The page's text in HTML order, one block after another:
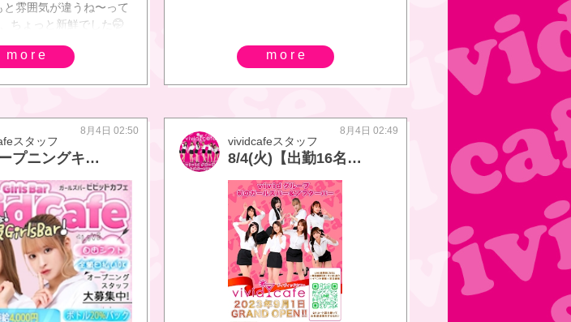
ᕵ✩.*˚°̥࿐🫧୨୧🫧⍣✩ ᕵ࿐🫧୨୧ 8/4(火) お
やすみ 8/5(水) 20:00〜4:00 8/6(木) おや
すみ 8/7(金) おやすみ 8/8(土) おやすみ
2:00 8/11(火) 20:00〜2:00 8/12(水)
20:00〜2:00 8/13(木) 20:00〜2:00
8/14(金) △ 8/15(土) 20:00〜2:00 🫧
ᕵ✩.*˚°̥࿐🫧୨୧🫧⍣✩ ᕵ࿐🫧୨୧
雰囲気が違うね〜って
ちょっと新鮮でした🤭
たくさんのお兄さん
最後までずーっと楽し
、あっという間だった
れた天才的なお兄さん
もたくさん笑って幸せ
た🍎 いつも本当にあり
らも「今日も楽しかっ
時間を、みんなと一緒
いけたら嬉しいです☺️
れてありがとう🩵 また
more more
スタッフ
☆オープニングキャストさん大募集！体験入店毎日OK♪
8月4日 02:50
vividcafeスタッフ
8/4(火)【出勤16名】選べるロングセットday
8月4日 02:49